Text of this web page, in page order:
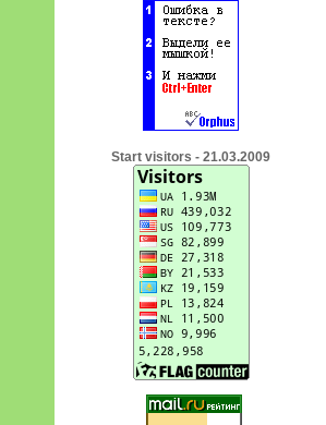
Start visitors - 21.03.2009